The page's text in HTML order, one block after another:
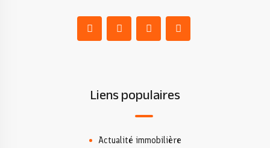
Liens populaires
Actualité immobilière